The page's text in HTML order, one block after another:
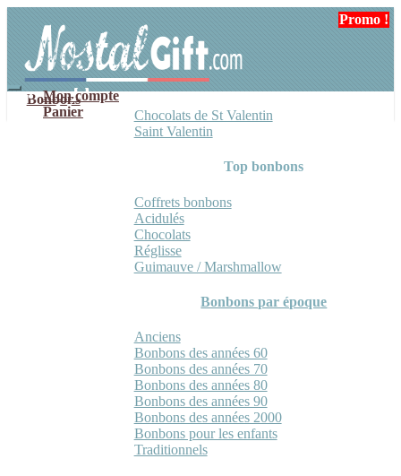
navigation
contenu
Mon compte
Panier
Bonbons
Chocolats de St Valentin
Saint Valentin
Top bonbons
Coffrets bonbons
Acidulés
Chocolats
Réglisse
Guimauve / Marshmallow
Bonbons par époque
Anciens
Bonbons des années 60
Bonbons des années 70
Bonbons des années 80
Bonbons des années 90
Bonbons des années 2000
Bonbons pour les enfants
Traditionnels
Promo !